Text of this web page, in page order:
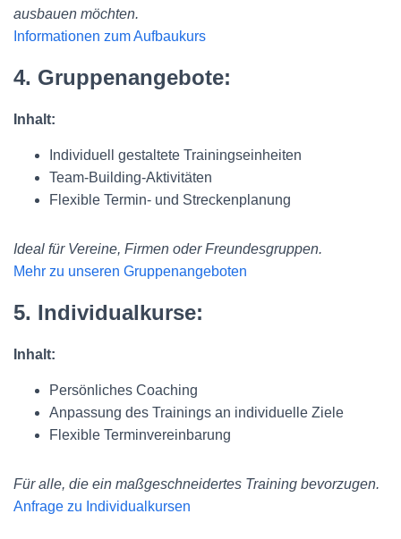
ausbauen möchten.
Informationen zum Aufbaukurs
4. Gruppenangebote:
Inhalt:
Individuell gestaltete Trainingseinheiten
Team-Building-Aktivitäten
Flexible Termin- und Streckenplanung
Ideal für Vereine, Firmen oder Freundesgruppen.
Mehr zu unseren Gruppenangeboten
5. Individualkurse:
Inhalt:
Persönliches Coaching
Anpassung des Trainings an individuelle Ziele
Flexible Terminvereinbarung
Für alle, die ein maßgeschneidertes Training bevorzugen.
Anfrage zu Individualkursen